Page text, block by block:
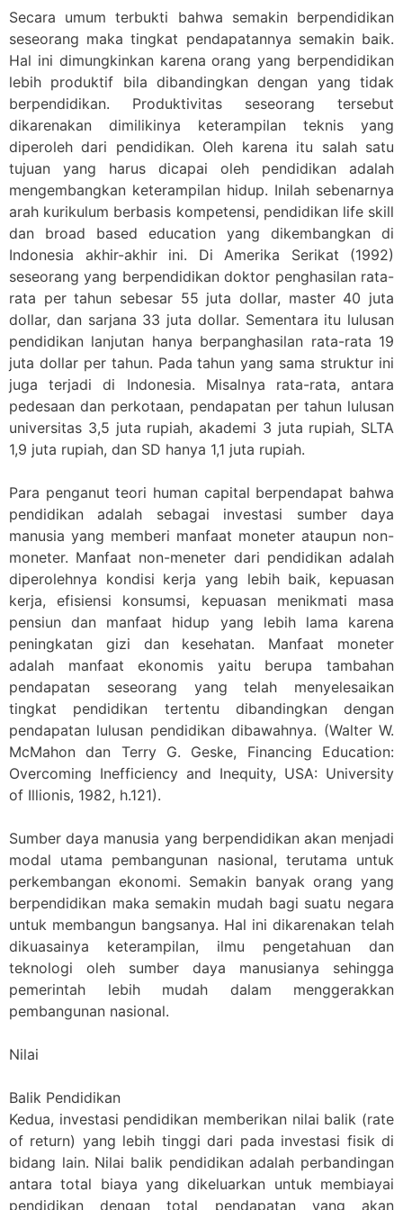
Secara umum terbukti bahwa semakin berpendidikan
seseorang maka tingkat pendapatannya semakin baik.
Hal ini dimungkinkan karena orang yang berpendidikan
lebih produktif bila dibandingkan dengan yang tidak
berpendidikan. Produktivitas seseorang tersebut
dikarenakan dimilikinya keterampilan teknis yang
diperoleh dari pendidikan. Oleh karena itu salah satu
tujuan yang harus dicapai oleh pendidikan adalah
mengembangkan keterampilan hidup. Inilah sebenarnya
arah kurikulum berbasis kompetensi, pendidikan life skill
dan broad based education yang dikembangkan di
Indonesia akhir-akhir ini. Di Amerika Serikat (1992)
seseorang yang berpendidikan doktor penghasilan rata-
rata per tahun sebesar 55 juta dollar, master 40 juta
dollar, dan sarjana 33 juta dollar. Sementara itu lulusan
pendidikan lanjutan hanya berpanghasilan rata-rata 19
juta dollar per tahun. Pada tahun yang sama struktur ini
juga terjadi di Indonesia. Misalnya rata-rata, antara
pedesaan dan perkotaan, pendapatan per tahun lulusan
universitas 3,5 juta rupiah, akademi 3 juta rupiah, SLTA
1,9 juta rupiah, dan SD hanya 1,1 juta rupiah.
Para penganut teori human capital berpendapat bahwa
pendidikan adalah sebagai investasi sumber daya
manusia yang memberi manfaat moneter ataupun non-
moneter. Manfaat non-meneter dari pendidikan adalah
diperolehnya kondisi kerja yang lebih baik, kepuasan
kerja, efisiensi konsumsi, kepuasan menikmati masa
pensiun dan manfaat hidup yang lebih lama karena
peningkatan gizi dan kesehatan. Manfaat moneter
adalah manfaat ekonomis yaitu berupa tambahan
pendapatan seseorang yang telah menyelesaikan
tingkat pendidikan tertentu dibandingkan dengan
pendapatan lulusan pendidikan dibawahnya. (Walter W.
McMahon dan Terry G. Geske, Financing Education:
Overcoming Inefficiency and Inequity, USA: University
of Illionis, 1982, h.121).
Sumber daya manusia yang berpendidikan akan menjadi
modal utama pembangunan nasional, terutama untuk
perkembangan ekonomi. Semakin banyak orang yang
berpendidikan maka semakin mudah bagi suatu negara
untuk membangun bangsanya. Hal ini dikarenakan telah
dikuasainya keterampilan, ilmu pengetahuan dan
teknologi oleh sumber daya manusianya sehingga
pemerintah lebih mudah dalam menggerakkan
pembangunan nasional.
Nilai
Balik Pendidikan
Kedua, investasi pendidikan memberikan nilai balik (rate
of return) yang lebih tinggi dari pada investasi fisik di
bidang lain. Nilai balik pendidikan adalah perbandingan
antara total biaya yang dikeluarkan untuk membiayai
pendidikan dengan total pendapatan yang akan